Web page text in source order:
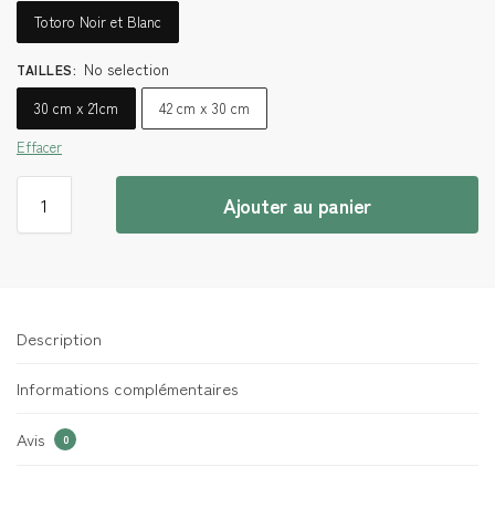
Totoro Noir et Blanc
TAILLES: No selection
30 cm x 21cm
42 cm x 30 cm
Effacer
Ajouter au panier
Description
Informations complémentaires
Avis 0